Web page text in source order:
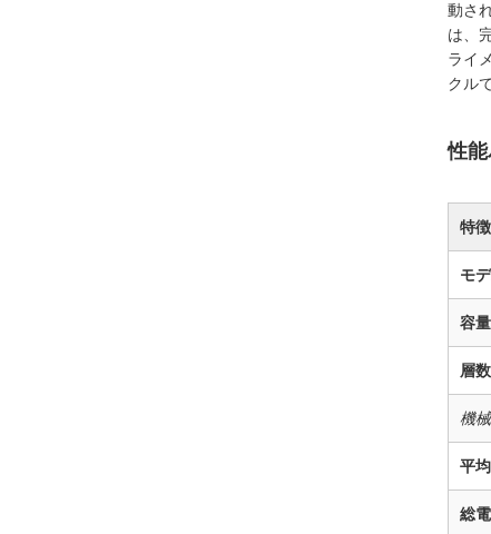
動さ
は、
ライ
クル
性
特
モ
容
層数
機
平
総